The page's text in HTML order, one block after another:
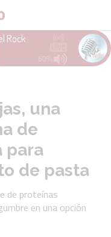
una
de
para
de pasta
de proteínas
en una opción